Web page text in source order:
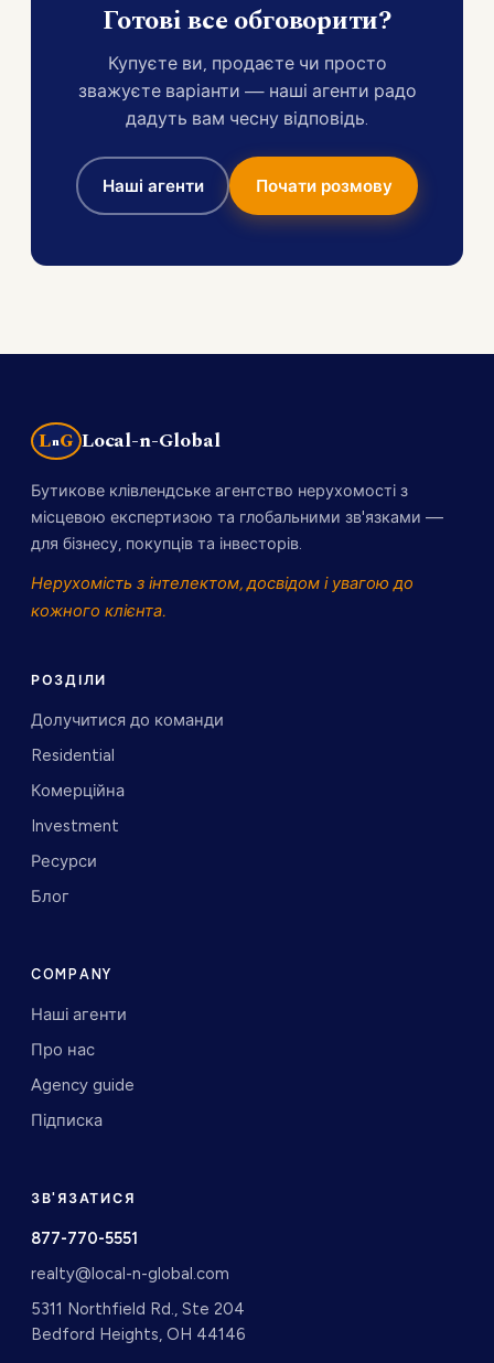
Готові все обговорити?
Купуєте ви, продаєте чи просто
зважуєте варіанти — наші агенти радо
дадуть вам чесну відповідь.
Наші агенти Почати розмову
LnG Local-n-Global
Бутикове клівлендське агентство нерухомості з
місцевою експертизою та глобальними зв'язками —
для бізнесу, покупців та інвесторів.
Нерухомість з інтелектом, досвідом і увагою до
кожного клієнта.
РОЗДІЛИ
Долучитися до команди
Residential
Комерційна
Investment
Ресурси
Блог
COMPANY
Наші агенти
Про нас
Agency guide
Підписка
ЗВ'ЯЗАТИСЯ
877-770-5551
realty@local-n-global.com
5311 Northfield Rd., Ste 204
Bedford Heights, OH 44146